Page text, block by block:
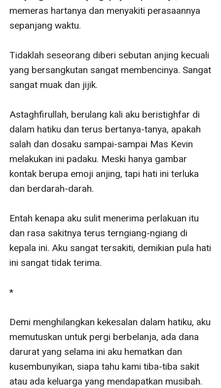
memeras hartanya dan menyakiti perasaannya
sepanjang waktu.
Tidaklah seseorang diberi sebutan anjing kecuali
yang bersangkutan sangat membencinya. Sangat
sangat muak dan jijik.
Astaghfirullah, berulang kali aku beristighfar di
dalam hatiku dan terus bertanya-tanya, apakah
salah dan dosaku sampai-sampai Mas Kevin
melakukan ini padaku. Meski hanya gambar
kontak berupa emoji anjing, tapi hati ini terluka
dan berdarah-darah.
Entah kenapa aku sulit menerima perlakuan itu
dan rasa sakitnya terus terngiang-ngiang di
kepala ini. Aku sangat tersakiti, demikian pula hati
ini sangat tidak terima.
*
Demi menghilangkan kekesalan dalam hatiku, aku
memutuskan untuk pergi berbelanja, ada dana
darurat yang selama ini aku hematkan dan
kusembunyikan, siapa tahu kami tiba-tiba sakit
atau ada keluarga yang mendapatkan musibah.